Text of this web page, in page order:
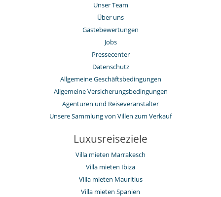
Unser Team
Über uns
Gästebewertungen
Jobs
Pressecenter
Datenschutz
Allgemeine Geschäftsbedingungen
Allgemeine Versicherungsbedingungen
Agenturen und Reiseveranstalter
Unsere Sammlung von Villen zum Verkauf
Luxusreiseziele
Villa mieten Marrakesch
Villa mieten Ibiza
Villa mieten Mauritius
Villa mieten Spanien